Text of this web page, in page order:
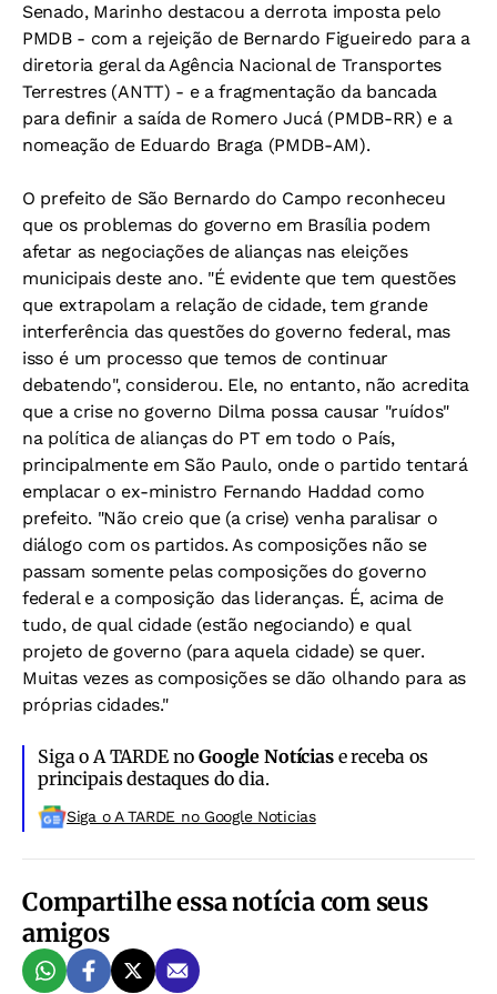
Senado, Marinho destacou a derrota imposta pelo
PMDB - com a rejeição de Bernardo Figueiredo para a
diretoria geral da Agência Nacional de Transportes
Terrestres (ANTT) - e a fragmentação da bancada
para definir a saída de Romero Jucá (PMDB-RR) e a
nomeação de Eduardo Braga (PMDB-AM).
O prefeito de São Bernardo do Campo reconheceu
que os problemas do governo em Brasília podem
afetar as negociações de alianças nas eleições
municipais deste ano. "É evidente que tem questões
que extrapolam a relação de cidade, tem grande
interferência das questões do governo federal, mas
isso é um processo que temos de continuar
debatendo", considerou. Ele, no entanto, não acredita
que a crise no governo Dilma possa causar "ruídos"
na política de alianças do PT em todo o País,
principalmente em São Paulo, onde o partido tentará
emplacar o ex-ministro Fernando Haddad como
prefeito. "Não creio que (a crise) venha paralisar o
diálogo com os partidos. As composições não se
passam somente pelas composições do governo
federal e a composição das lideranças. É, acima de
tudo, de qual cidade (estão negociando) e qual
projeto de governo (para aquela cidade) se quer.
Muitas vezes as composições se dão olhando para as
próprias cidades."
Siga o A TARDE noGoogle Notíciase receba os
principais destaques do dia.
Siga o A TARDE no Google Noticias
Compartilhe essa notícia com seus
amigos